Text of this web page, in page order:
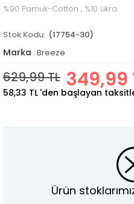
%90 Pamuk-Cotton , %10 Likra
(17754-30)
Marka : Breeze
629,99 TL 349,99
58,33 TL 'den başlayan
Ürün